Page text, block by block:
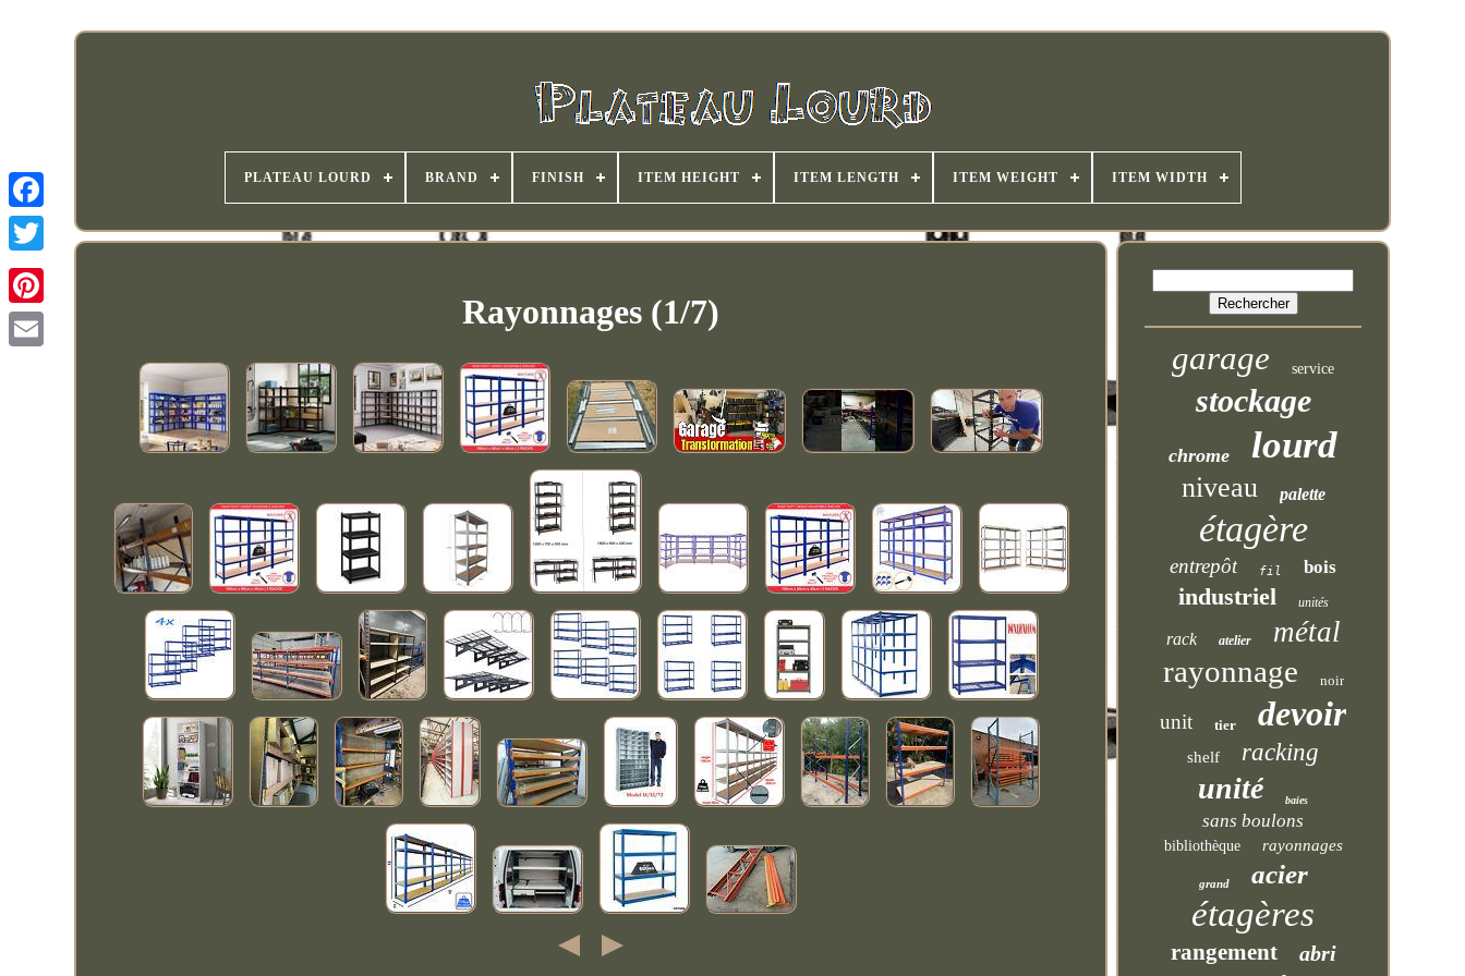
PLATEAU LOURD BRAND FINISH ITEM HEIGHT ITEM LENGTH ITEM WEIGHT ITEM WIDTH
Rayonnages (1/7)
garage service
stockage
chrome lourd
niveau palette
étagère
entrepôt fil bois
industriel unités
rack atelier métal
rayonnage noir
unit tier devoir
shelf racking
unité baies
sans boulons
bibliothèque rayonnages
grand acier
étagères
rangement abri